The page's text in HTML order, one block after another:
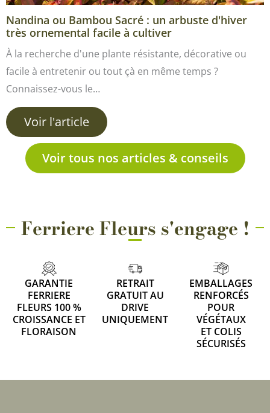
Nandina ou Bambou Sacré : un arbuste d'hiver
très ornemental facile à cultiver
À la recherche d'une plante résistante, décorative ou
facile à entretenir ou tout çà en même temps ?
Connaissez-vous le…
Voir l'article
Voir tous nos articles & conseils
Ferriere Fleurs s'engage !
GARANTIE
FERRIERE
FLEURS 100 %
CROISSANCE ET
FLORAISON
RETRAIT
GRATUIT AU
DRIVE
UNIQUEMENT
EMBALLAGES
RENFORCÉS
POUR
VÉGÉTAUX
ET COLIS
SÉCURISÉS